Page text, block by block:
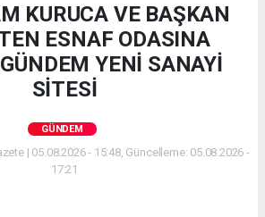
KURUCA VE BAŞKAN
ESNAF ODASINA
YENİ SANAYİ
SİTESİ
GÜNDEM
| 05.08.2026 - 15:48, Güncelleme: 05.08.2026 -
17:21